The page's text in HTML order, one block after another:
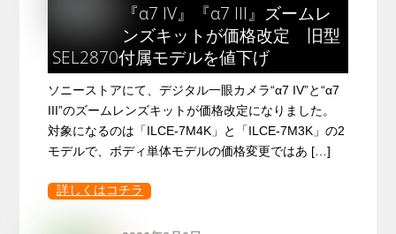
『α7 IV』『α7 III』ズームレ
ンズキットが価格改定 旧型
SEL2870付属モデルを値下げ
ソニーストアにて、デジタル一眼カメラ“α7 IV”と“α7
III”のズームレンズキットが価格改定になりました。
対象になるのは「ILCE-7M4K」と「ILCE-7M3K」の2
モデルで、ボディ単体モデルの価格変更ではあ […]
詳しくはコチラ